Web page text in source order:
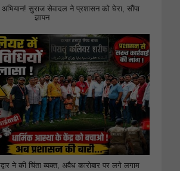
सुराज सेवादल ने प्रशासन को घेरा, सौंपा
ज्ञापन
ने की चिंता व्यक्त, अवैध कारोबार पर लगे लगाम